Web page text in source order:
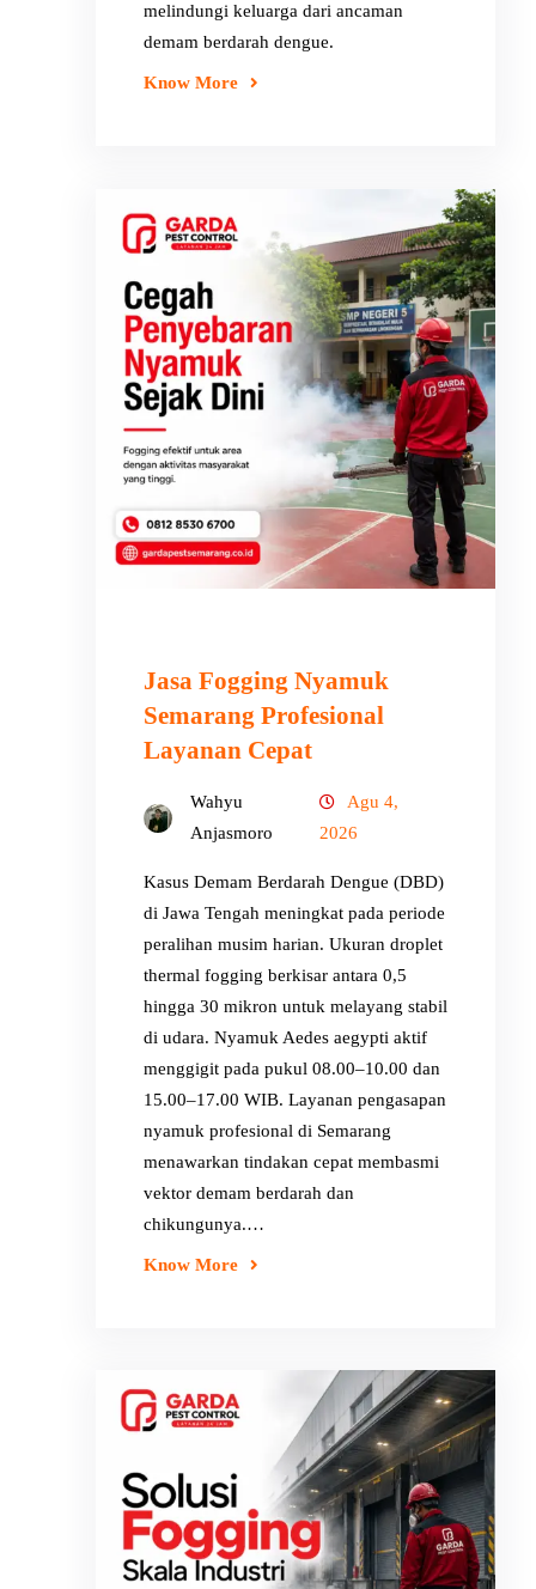
melindungi keluarga dari ancaman
demam berdarah dengue.
Know More
Jasa Fogging Nyamuk
Semarang Profesional
Layanan Cepat
Wahyu
Anjasmoro
Agu 4,
2026
Kasus Demam Berdarah Dengue (DBD)
di Jawa Tengah meningkat pada periode
peralihan musim harian. Ukuran droplet
thermal fogging berkisar antara 0,5
hingga 30 mikron untuk melayang stabil
di udara. Nyamuk Aedes aegypti aktif
menggigit pada pukul 08.00–10.00 dan
15.00–17.00 WIB. Layanan pengasapan
nyamuk profesional di Semarang
menawarkan tindakan cepat membasmi
vektor demam berdarah dan
chikungunya.…
Know More